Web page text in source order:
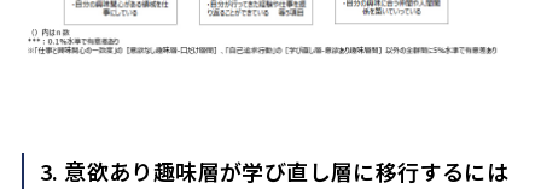
3. 意欲あり趣味層が学び直し層に移行するには